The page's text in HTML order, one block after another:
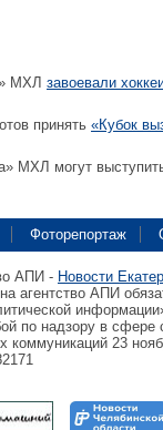
МХЛ завоевали
принять «Кубок
МХЛ могут
Фоторепортаж
АПИ - Новости
агентство АПИ
по надзору в сфере
23